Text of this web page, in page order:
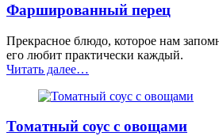
под
сиропом”
Фаршированный перец
Прекрасное блюдо, которое нам
его любит практически каждый.
Читать далее“Фаршированный
…
Томатный соус с овощами